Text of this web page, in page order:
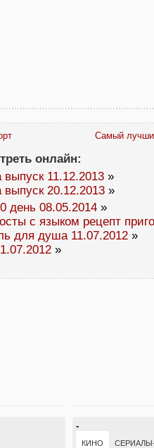
Самый
онлайн:
11.12.2013 »
20.12.2013 »
день 08.05.2014 »
с языком рецепт
для душа 11.07.2012 »
»
-
КИНО